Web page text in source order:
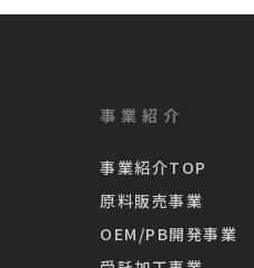
事業紹介
事業紹介TOP
原料販売事業
OEM/PB開発事業